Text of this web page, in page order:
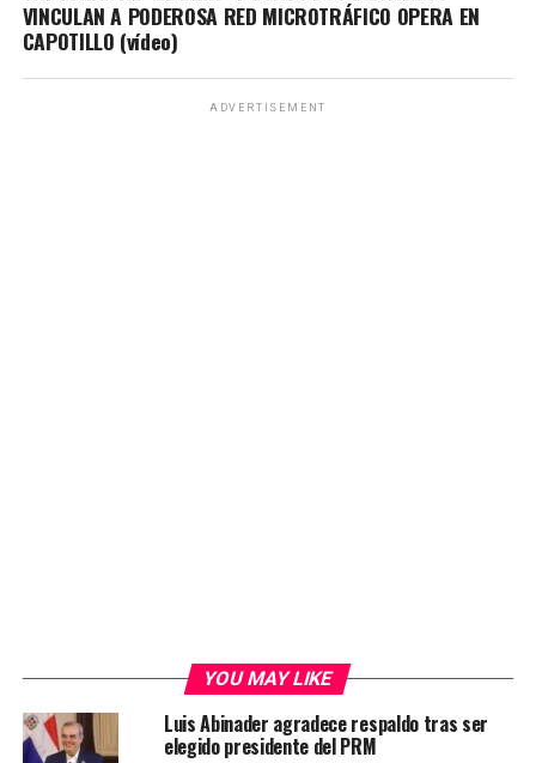
VINCULAN A PODEROSA RED MICROTRÁFICO OPERA EN
CAPOTILLO (vídeo)
ADVERTISEMENT
YOU MAY LIKE
Luis Abinader agradece respaldo tras ser
elegido presidente del PRM